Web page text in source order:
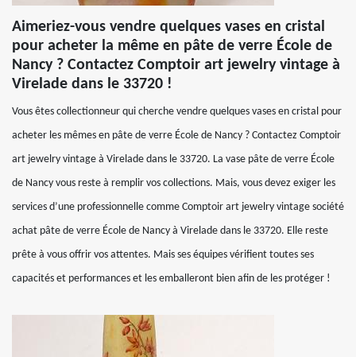
Aimeriez-vous vendre quelques vases en cristal
pour acheter la même en pâte de verre École de
Nancy ? Contactez Comptoir art jewelry vintage à
Virelade dans le 33720 !
Vous êtes collectionneur qui cherche vendre quelques vases en cristal pour
acheter les mêmes en pâte de verre École de Nancy ? Contactez Comptoir
art jewelry vintage à Virelade dans le 33720. La vase pâte de verre École
de Nancy vous reste à remplir vos collections. Mais, vous devez exiger les
services d’une professionnelle comme Comptoir art jewelry vintage société
achat pâte de verre École de Nancy à Virelade dans le 33720. Elle reste
prête à vous offrir vos attentes. Mais ses équipes vérifient toutes ses
capacités et performances et les emballeront bien afin de les protéger !